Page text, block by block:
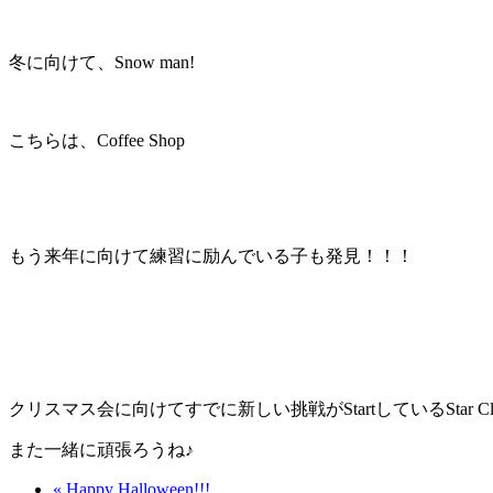
冬に向けて、Snow man!
こちらは、Coffee Shop
もう来年に向けて練習に励んでいる子も発見！！！
クリスマス会に向けてすでに新しい挑戦がStartしているStar
また一緒に頑張ろうね♪